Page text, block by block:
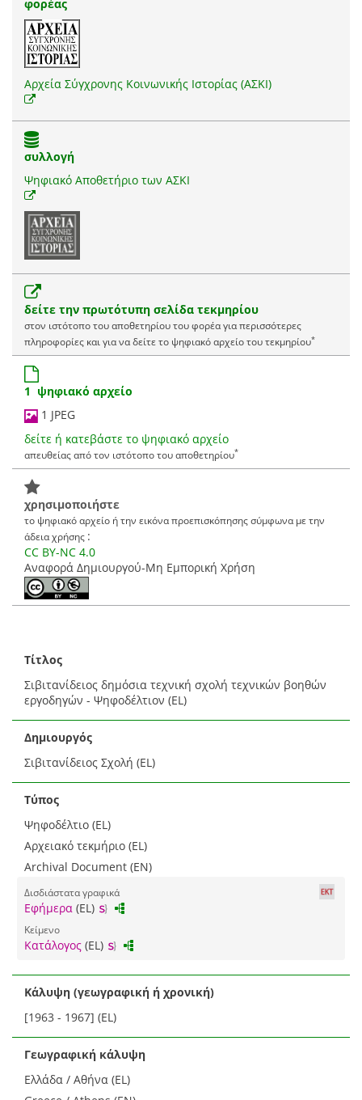
φορέας
Αρχεία Σύγχρονης Κοινωνικής Ιστορίας (ΑΣΚΙ)
συλλογή
Ψηφιακό Αποθετήριο των ΑΣΚΙ
δείτε την πρωτότυπη σελίδα τεκμηρίου
στον ιστότοπο του αποθετηρίου του φορέα για περισσότερες
πληροφορίες και για να δείτε το ψηφιακό αρχείο του τεκμηρίου*
1 ψηφιακό αρχείο
1 JPEG
δείτε ή κατεβάστε το ψηφιακό αρχείο
απευθείας από τον ιστότοπο του αποθετηρίου*
χρησιμοποιήστε
το ψηφιακό αρχείο ή την εικόνα προεπισκόπησης σύμφωνα με την
άδεια χρήσης :
CC BY-NC 4.0
Αναφορά Δημιουργού-Μη Εμπορική Χρήση
Τίτλος
Σιβιτανίδειος δημόσια τεχνική σχολή τεχνικών βοηθών
εργοδηγών - Ψηφοδέλτιον (EL)
Δημιουργός
Σιβιτανίδειος Σχολή (EL)
Τύπος
Ψηφοδέλτιο (EL)
Αρχειακό τεκμήριο (EL)
Archival Document (EN)
Δισδιάστατα γραφικά
Εφήμερα (EL)
Κείμενο
Κατάλογος (EL)
Κάλυψη (γεωγραφική ή χρονική)
[1963 - 1967] (EL)
Γεωγραφική κάλυψη
Ελλάδα / Αθήνα (EL)